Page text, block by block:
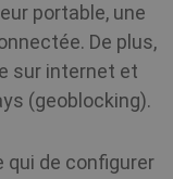
portable, une
De plus,
sur internet et
(geoblocking).
qui de configurer